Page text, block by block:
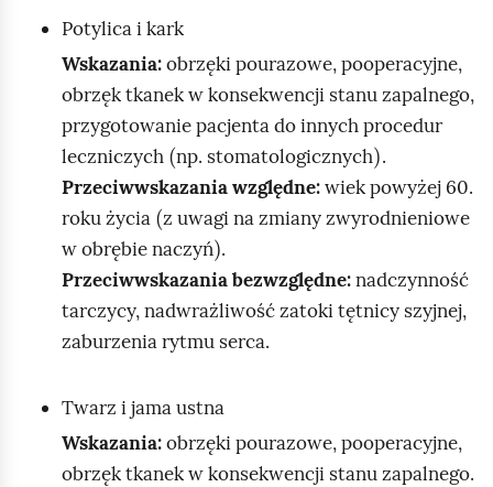
Potylica i kark
Wskazania:obrzęki pourazowe, pooperacyjne,
obrzęk tkanek w konsekwencji stanu zapalnego,
przygotowanie pacjenta do innych procedur
leczniczych (np. stomatologicznych) .
Przeciwwskazania względne:wiek powyżej 60.
roku życia (z uwagi na zmiany zwyrodnieniowe
w obrębie naczyń).
Przeciwwskazania bezwzględne:nadczynność
tarczycy, nadwrażliwość zatoki tętnicy szyjnej,
zaburzenia rytmu serca.
Twarz i jama ustna
Wskazania:obrzęki pourazowe, pooperacyjne,
obrzęk tkanek w konsekwencji stanu zapalnego.